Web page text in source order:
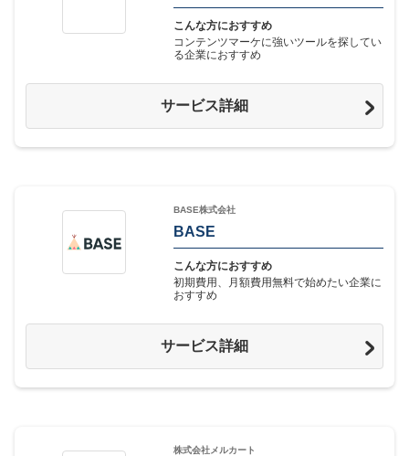
こんな方におすすめ
コンテンツマーケに強いツールを探してい
る企業におすすめ
サービス詳細
BASE株式会社
BASE
こんな方におすすめ
初期費用、月額費用無料で始めたい企業に
おすすめ
サービス詳細
株式会社メルカート